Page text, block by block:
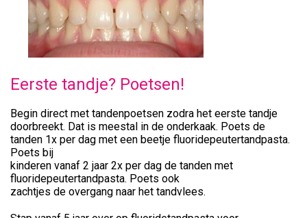
Eerste tandje? Poetsen!
Begin direct met tandenpoetsen zodra het eerste tandje
doorbreekt. Dat is meestal in de onderkaak. Poets de
tanden 1x per dag met een beetje fluoridepeutertandpasta.
Poets bij
kinderen vanaf 2 jaar 2x per dag de tanden met
fluoridepeutertandpasta. Poets ook
zachtjes de overgang naar het tandvlees.